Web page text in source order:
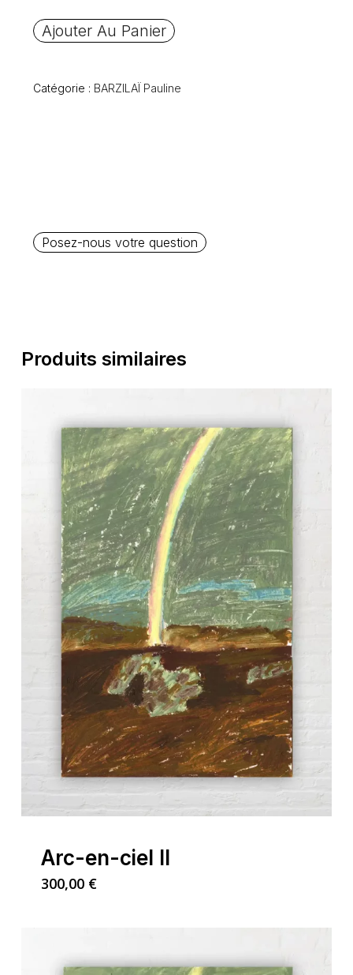
Votre panier est
Ajouter Au Panier
Catégorie : BARZILAÏ Pauline
Posez-nous votre question
Produits similaires
Arc-en-ciel II
300,00 €